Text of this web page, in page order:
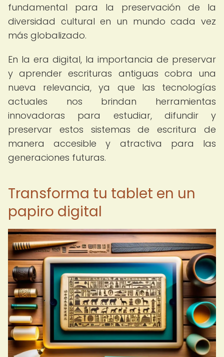
fundamental para la preservación de la
diversidad cultural en un mundo cada vez
más globalizado.
En la era digital, la importancia de preservar
y aprender escrituras antiguas cobra una
nueva relevancia, ya que las tecnologías
actuales nos brindan herramientas
innovadoras para estudiar, difundir y
preservar estos sistemas de escritura de
manera accesible y atractiva para las
generaciones futuras.
Transforma tu tablet en un
papiro digital